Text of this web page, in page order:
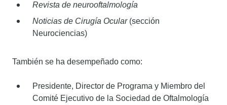
Revista de neurooftalmología
Noticias de Cirugía Ocular(sección
Neurociencias)
También se ha desempeñado como:
Presidente, Director de Programa y Miembro del
Comité Ejecutivo de la Sociedad de Oftalmología